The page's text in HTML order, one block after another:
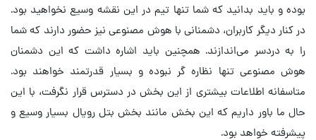
بوده و باید بدانید که شما تنها تیم در این نقشه وسیع نخواهید بود.
در کنار دیگر کاربران، دشمنانی با هوش مصنوعی نیز حضور دارند که شما
را به دردسر می‌اندازند. همچنین باید اشاره داشت که این دشمنان
هوش مصنوعی تنها نظاره گر نبوده و بسیار قدرتمند خواهند بود.
متاسفانه اطلاعات بیشتری از این بخش در دسترس قرار نگرفت، با این
حال ما باور داریم که این بخش مانند بخش بتل رویال بسیار وسیع و
پیشرفته خواهد بود.